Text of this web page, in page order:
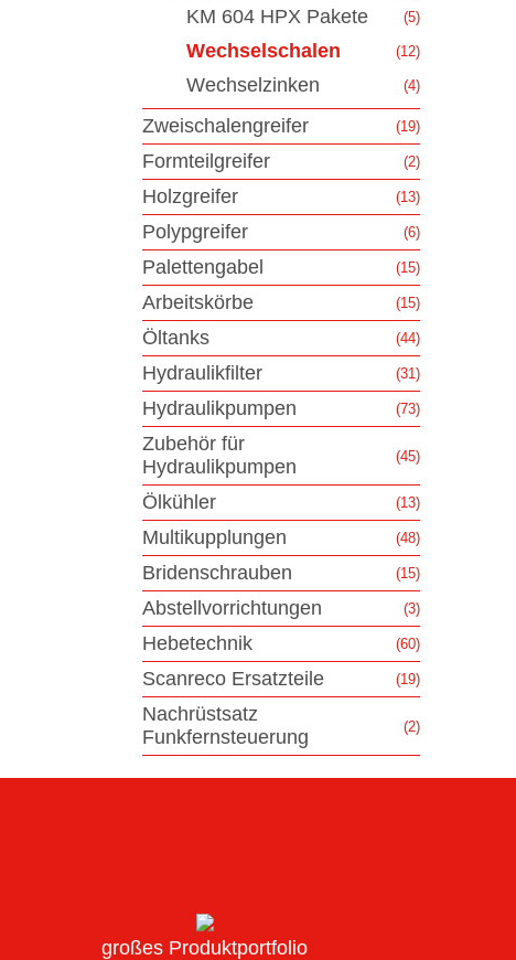
KM 604 HPX Pakete (5)
Wechselschalen (12)
Wechselzinken (4)
Zweischalengreifer (19)
Formteilgreifer (2)
Holzgreifer (13)
Polypgreifer (6)
Palettengabel (15)
Arbeitskörbe (15)
Öltanks (44)
Hydraulikfilter (31)
Hydraulikpumpen (73)
Zubehör für
Hydraulikpumpen
(45)
Ölkühler (13)
Multikupplungen (48)
Bridenschrauben (15)
Abstellvorrichtungen (3)
Hebetechnik (60)
Scanreco Ersatzteile (19)
Nachrüstsatz
Funkfernsteuerung
(2)
großes Produktportfolio